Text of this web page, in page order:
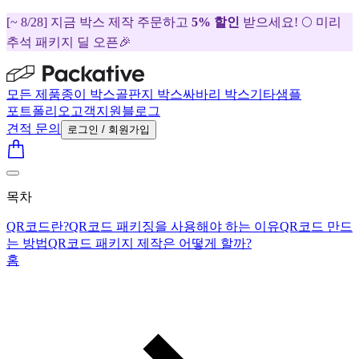
[~ 8/28] 지금 박스 제작 주문하고 5% 할인 받으세요! 🌕 미리
추석 패키지 딜 오픈🎉
모든 제품종이 박스골판지 박스싸바리 박스기타샘플
포트폴리오 고객지원 블로그
견적 문의
로그인 / 회원가입
목차
QR코드란?QR코드 패키징을 사용해야 하는 이유QR코드 만드
는 방법QR코드 패키지 제작은 어떻게 할까?
홈